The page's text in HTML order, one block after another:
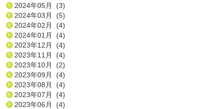
2024年05月 (3)
2024年03月 (5)
2024年02月 (4)
2024年01月 (4)
2023年12月 (4)
2023年11月 (4)
2023年10月 (2)
2023年09月 (4)
2023年08月 (4)
2023年07月 (4)
2023年06月 (4)